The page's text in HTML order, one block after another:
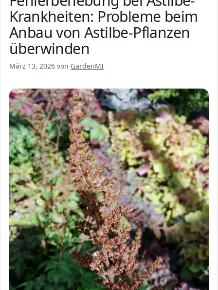
Krankheiten: Probleme beim
Anbau von Astilbe-Pflanzen
überwinden
März 13, 2026 von GardenMI